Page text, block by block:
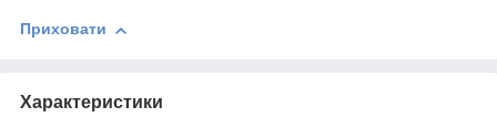
Приховати
Характеристики